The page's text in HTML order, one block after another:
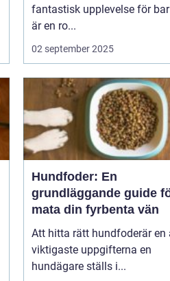
fantastisk upplevelse för
är en ro...
02 september 2025
Hundfoder: En
grundläggande guide
mata din fyrbenta vän
Att hitta rätt hundfoderär en
viktigaste uppgifterna en
hundägare ställs i...